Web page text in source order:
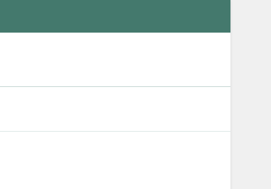
Psicoterapeuta